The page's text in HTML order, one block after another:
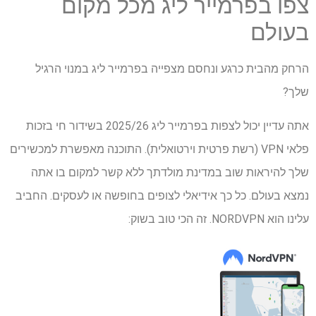
צפו בפרמייר ליג מכל מקום
בעולם
הרחק מהבית כרגע ונחסם מצפייה בפרמייר ליג במנוי הרגיל
שלך?
אתה עדיין יכול לצפות בפרמייר ליג 2025/26 בשידור חי בזכות
פלאי VPN (רשת פרטית וירטואלית). התוכנה מאפשרת למכשירים
שלך להיראות שוב במדינת מולדתך ללא קשר למקום בו אתה
נמצא בעולם. כל כך אידיאלי לצופים בחופשה או לעסקים. החביב
עלינו הוא NORDVPN. זה הכי טוב בשוק: